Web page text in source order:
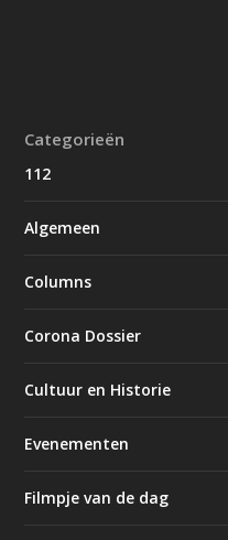
Categorieën
112
Algemeen
Columns
Corona Dossier
Cultuur en Historie
Evenementen
Filmpje van de dag